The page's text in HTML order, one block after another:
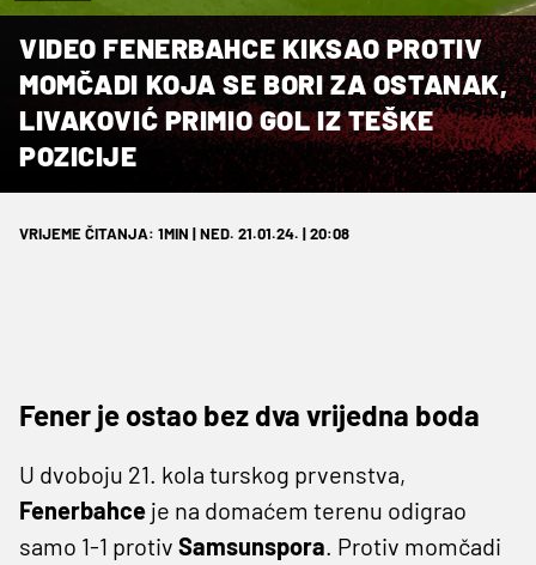
VIDEO FENERBAHCE KIKSAO PROTIV
MOMČADI KOJA SE BORI ZA OSTANAK,
LIVAKOVIĆ PRIMIO GOL IZ TEŠKE
POZICIJE
VRIJEME ČITANJA: 1MIN | NED. 21.01.24. | 20:08
Fener je ostao bez dva vrijedna boda
U dvoboju 21. kola turskog prvenstva,
Fenerbahce je na domaćem terenu odigrao
samo 1-1 protiv Samsunspora. Protiv momčadi